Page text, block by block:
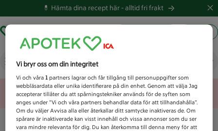
💊 Hämta dina recept här -alltid fri frakt
Vad letar du efter idag?
Unknown error
Vi bryr oss om din integritet
Vi och våra1 partners lagrar och får tillgång till personuppgifter som
webbläsardata eller unika identifierare på din enhet. Genom att välja Jag
accepterar tillåter du att spårningstekniker används för de syften som
anges under ”Vi och våra partners behandlar data för att tillhandahålla”.
Om du väljer Avvisa alla eller återkallar ditt samtycke inaktiveras de. Om
spårare är inaktiverade kan visst innehåll och vissa annonser som du ser
vara mindre relevanta för dig. Du kan återkomma till denna meny för att